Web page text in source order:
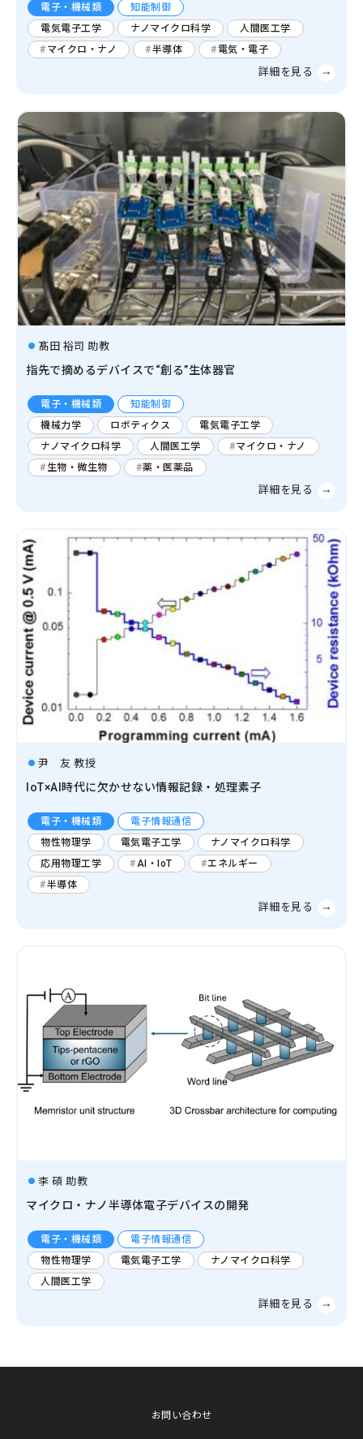
電子・機械類
知能制御
電気電子工学
ナノマイクロ科学
人間医工学
マイクロ・ナノ
半導体 電気・電子
髙田 裕司 助教
指先で摘めるデバイスで“創る”生体器官
電子・機械類
知能制御
機械力学
ロボティクス
電気電子工学
ナノマイクロ科学
人間医工学
マイクロ・ナノ
生物・微生物
薬・医薬品
尹 友 教授
IoT×AI時代に欠かせない情報記録・処理素子
電子・機械類
電子情報通信
物性物理学
電気電子工学
ナノマイクロ科学
応用物理工学
AI・IoT
エネルギー
半導体
李 碩 助教
マイクロ・ナノ半導体電子デバイスの開発
電子・機械類
電子情報通信
物性物理学
電気電子工学
ナノマイクロ科学
人間医工学
お問い合わせ